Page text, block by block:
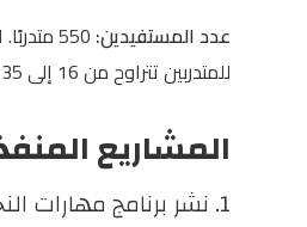
عدد المستفيدين:
550
للمتدربين تتراوح من 16 إلى 35 عامًا.
المشاريع
1. نشر برنامج مهارات النجاح